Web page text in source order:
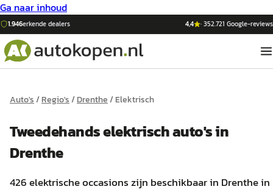
Ga naar inhoud
1.946erkende dealers 4,4 ·352.721 Google-reviews
Auto's/Regio's/Drenthe/Elektrisch
Tweedehandselektrischauto'sin
Drenthe
426 elektrische occasions zijn beschikbaar in Drenthe in